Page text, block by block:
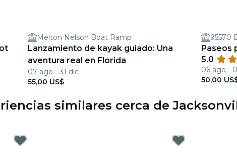
Melton Nelson Boat Ramp
Lanzamiento de kayak guiado: Una
aventura real en Florida
07 ago - 31 dic
55,00 US$
95570
Paseos
5.0
06 ago -
50,00
similares cerca de